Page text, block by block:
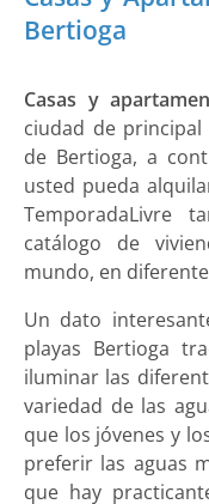
Bertioga
Casas y
ciudad de
de Bertioga, a
usted pueda
TemporadaLivre
catálogo de
mundo, en
Un dato
playas Bertioga
iluminar las
variedad de las
que los jóvenes y
preferir las aguas
que hay